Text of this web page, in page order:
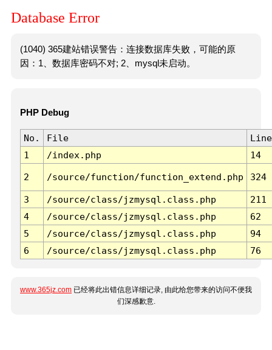
Database Error
(1040) 365建站错误警告：连接数据库失败，可能的原
因：1、数据库密码不对; 2、mysql未启动。
PHP Debug
No. File
Line
1
/index.php 14
2 /source/function/function_extend.php 324
3 /source/class/jzmysql.class.php
211
4
/source/class/jzmysql.class.php
62
5
/source/class/jzmysql.class.php
94
6
/source/class/jzmysql.class.php 76
www.365jz.com 已经将此出错信息详细记录, 由此给您带来的访问不便我
们深感歉意.